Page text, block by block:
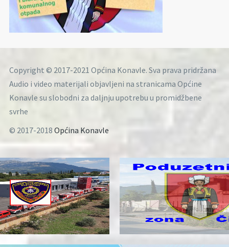
Copyright © 2017-2021 Općina Konavle. Sva prava pridržana
Audio i video materijali objavljeni na stranicama Općine
Konavle su slobodni za daljnju upotrebu u promidžbene
svrhe
© 2017-2018 Općina Konavle